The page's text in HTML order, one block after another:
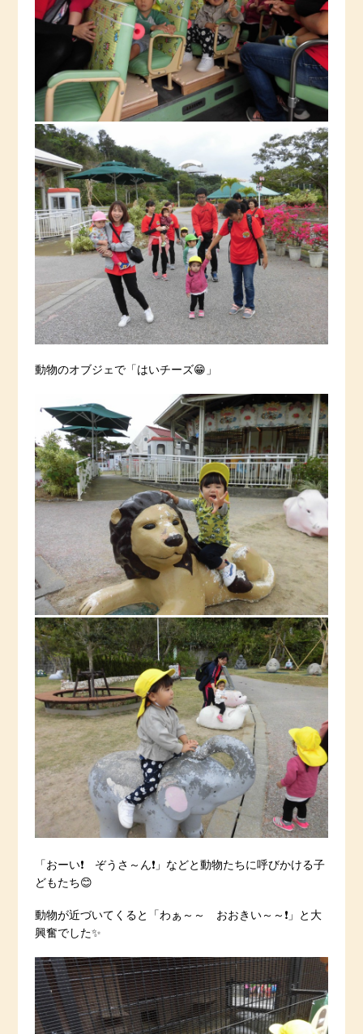
動物のオブジェで「はいチーズ😁」
「おーい❗️ ぞうさ～ん❗️」などと動物たちに呼びかける子
どもたち😊
動物が近づいてくると「わぁ～～ おおきい～～❗️」と大
興奮でした✨